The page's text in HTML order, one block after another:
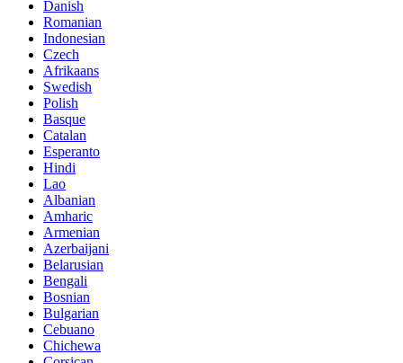
Danish
Romanian
Indonesian
Czech
Afrikaans
Swedish
Polish
Basque
Catalan
Esperanto
Hindi
Lao
Albanian
Amharic
Armenian
Azerbaijani
Belarusian
Bengali
Bosnian
Bulgarian
Cebuano
Chichewa